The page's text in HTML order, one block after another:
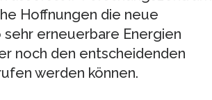
Hoffnungen die neue
erneuerbare Energien
noch den entscheidenden
werden können.